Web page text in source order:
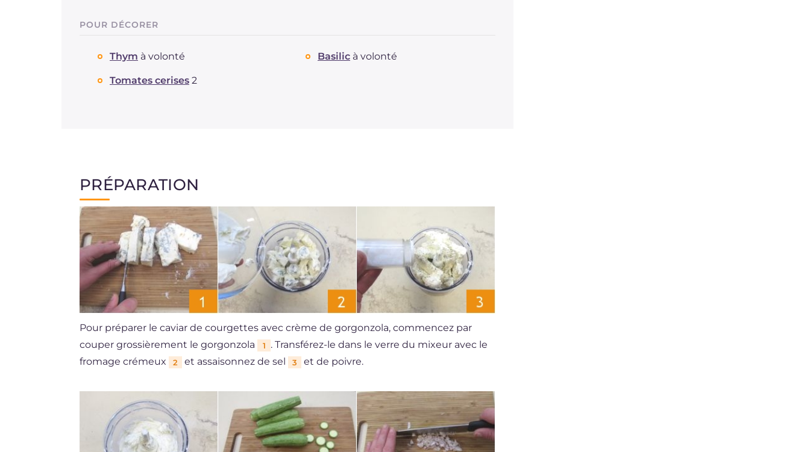
POUR DÉCORER
Thym à volonté Basilic à volonté
Tomates cerises 2
PRÉPARATION
Pour préparer le caviar de courgettes avec crème de gorgonzola, commencez par
couper grossièrement le gorgonzola
1
. Transférez-le dans le verre du mixeur avec le
fromage crémeux
2 et assaisonnez de sel 3 et de poivre.